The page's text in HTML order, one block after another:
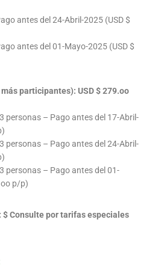
antes del 24-Abril-2025 (USD $
antes del 01-Mayo-2025 (USD $
participantes): USD $ 279.oo
personas – Pago antes del 17-Abril-
personas – Pago antes del 24-Abril-
personas – Pago antes del 01-
p/p)
$ Consulte por tarifas especiales